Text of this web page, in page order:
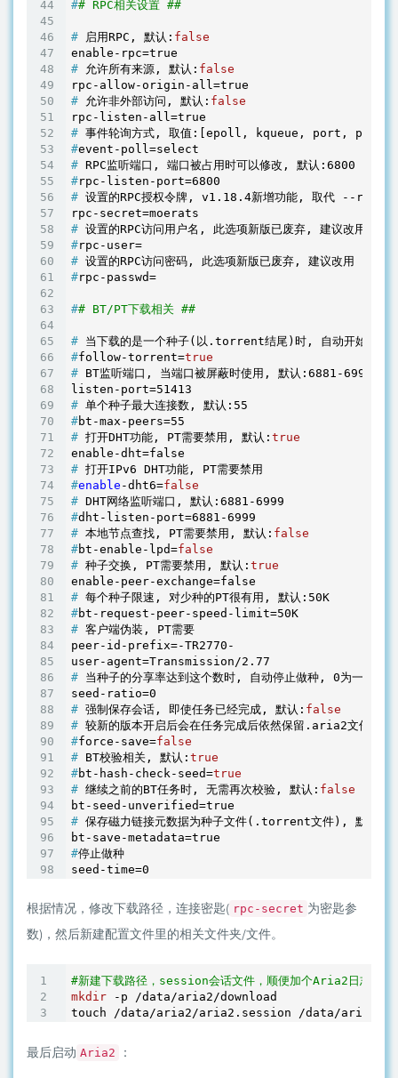
## RPC相关设置 ##
# 启用RPC, 默认: false
# 允许所有来源, 默认: false
# 允许非外部访问, 默认: false
# 事件轮询方式, 取值:[epoll, kqueue, port, poll,
#event-poll=select
# RPC监听端口, 端口被占用时可以修改, 默认:6800
#rpc-listen-port=6800
# 设置的RPC授权令牌, v1.18.4新增功能, 取代 --
# 设置的RPC访问用户名, 此选项新版已废弃, 建议改用
#rpc-user=
# 设置的RPC访问密码, 此选项新版已废弃, 建议改用 --
#rpc-passwd=
## BT/PT下载相关 ##
# 当下载的是一个种子(以.torrent结尾)时, 自动开始BT
#follow-torrent=true
# BT监听端口, 当端口被屏蔽时使用, 默认:6881-6999
# 单个种子最大连接数, 默认:55
#bt-max-peers=55
# 打开DHT功能, PT需要禁用, 默认: true
# 打开IPv6 DHT功能, PT需要禁用
#enable -dht6=false
# DHT网络监听端口, 默认:6881-6999
#dht-listen-port=6881-6999
# 本地节点查找, PT需要禁用, 默认: false
#bt-enable-lpd=false
# 种子交换, PT需要禁用, 默认: true
# 每个种子限速, 对少种的PT很有用, 默认:50K
#bt-request-peer-speed-limit=50K
# 客户端伪装, PT需要
peer-id-prefix=-TR2770-
# 当种子的分享率达到这个数时, 自动停止做种, 0为一直
# 强制保存会话, 即使任务已经完成, 默认: false
# 较新的版本开启后会在任务完成后依然保留.aria2文件
#force-save=false
# BT校验相关, 默认: true
#bt-hash-check-seed=true
# 继续之前的BT任务时, 无需再次校验, 默认: false
# 保存磁力链接元数据为种子文件(.torrent文件), 默认:
#停止做种
seed-time=0
根据情况，修改下载路径，连接密匙( rpc-secret 为密匙参
数)，然后新建配置文件里的相关文件夹/文件。
#新建下载路径，session会话文件，顺便加个Aria2日志文件
mkdir -p /data/aria2/download
touch /data/aria2/aria2.session /data/aria2/
最后启动 Aria2 ：